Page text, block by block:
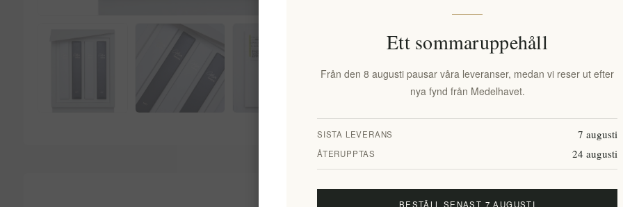
Lägg i önskelistan
Leveranstid:2-8 dagar
Overview Reviews Contact Us
Ett sommaruppehåll
Från den 8 augusti pausar våra leveranser, medan vi reser ut efter
nya fynd från Medelhavet.
SISTA LEVERANS 7 augusti
ÅTERUPPTAS 24 augusti
BESTÄLL SENAST 7 AUGUSTI